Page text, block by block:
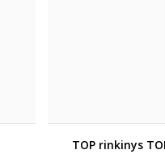
TOP rinkinys